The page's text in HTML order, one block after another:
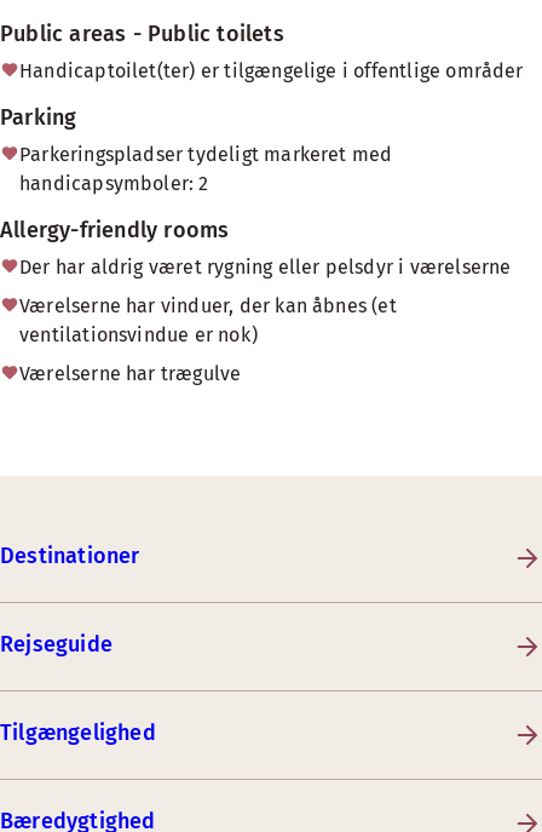
Public areas - Public toilets
Handicaptoilet(ter) er tilgængelige i offentlige områder
Parking
Parkeringspladser tydeligt markeret med
handicapsymboler: 2
Allergy-friendly rooms
Der har aldrig været rygning eller pelsdyr i værelserne
Værelserne har vinduer, der kan åbnes (et
ventilationsvindue er nok)
Værelserne har trægulve
Destinationer
Rejseguide
Tilgængelighed
Bæredygtighed